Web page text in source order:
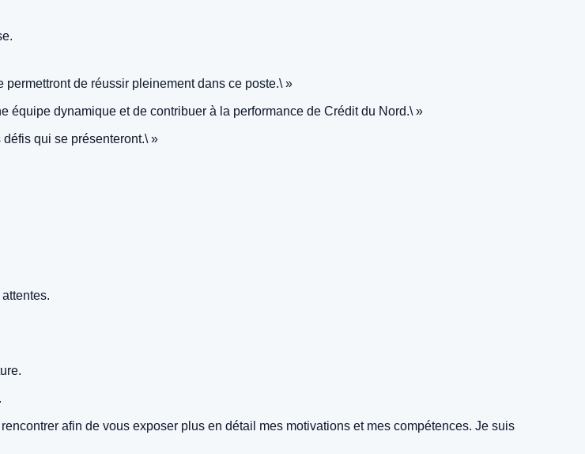
de réussir pleinement dans ce poste.\ »
équipe dynamique et de contribuer à la performance de Crédit du Nord.\ »
qui se présenteront.\ »
afin de vous exposer plus en détail mes motivations et mes compétences. Je suis